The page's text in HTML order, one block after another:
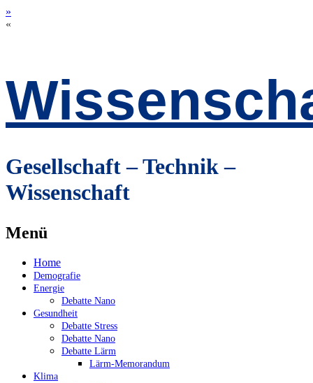
»
«
Gesellschaft – Technik –
Wissenschaft
Menü
Zum
Inhalt
springen
Home
Demografie
Energie
Debatte Nano
Gesundheit
Debatte Stress
Debatte Nano
Debatte Lärm
Lärm-Memorandum
Klima